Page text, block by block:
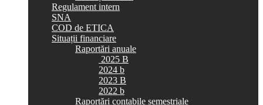
Regulament intern
SNA
COD de ETICA
Situații financiare
Raportări anuale
2025 B
2024 b
2023 B
2022 b
Raportări contabile semestriale